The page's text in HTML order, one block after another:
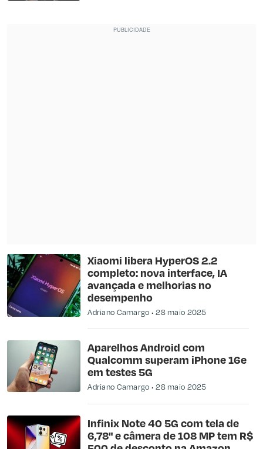
Xiaomi libera HyperOS 2.2
completo: nova interface, IA
avançada e melhorias no
desempenho
Adriano Camargo 28 maio 2025
Aparelhos Android com
Qualcomm superam iPhone 16e
em testes 5G
Adriano Camargo 28 maio 2025
Infinix Note 40 5G com tela de
6,78" e câmera de 108 MP tem R$